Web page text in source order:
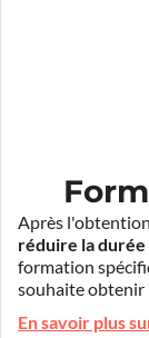
Après
réduire la
formation
souhaite obtenir
En savoir plus